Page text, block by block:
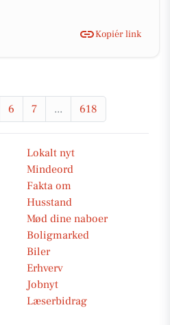
Kopiér link
6 7 ... 618
Lokalt nyt
Mindeord
Fakta om
Husstand
Mød dine naboer
Boligmarked
Biler
Erhverv
Jobnyt
Læserbidrag